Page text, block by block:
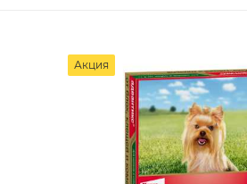
Акция